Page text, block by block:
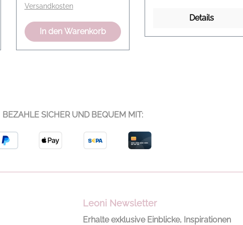
WE CARE - Der Artikel ist
nach dem OEKO-TEX
Standard 100 gefertigt,
22.0.98928 Hohenstein
nichttextile Teile tierischen
Ursprungs Modelname:
Transparent Stripe blouse
Versandkosten
In den Warenkorb
Kontraststreifen
Rippensaum Leicht
ausgestellt Modelname:
Details
BEZAHLE SICHER UND BEQUEM MIT:
Leoni Newsletter
Erhalte exklusive Einblicke, Inspirationen